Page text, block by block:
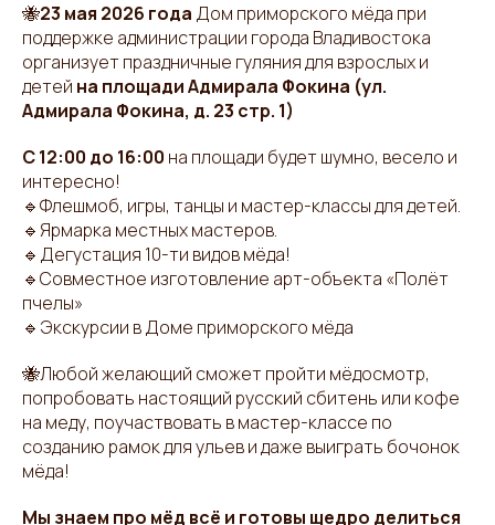
🐝23 мая 2026 года Дом приморского мёда при
поддержке администрации города Владивостока
организует праздничные гуляния для взрослых и
детей на площади Адмирала Фокина (ул.
Адмирала Фокина, д. 23 стр. 1)
С 12:00 до 16:00 на площади будет шумно, весело и
интересно!
🔹Флешмоб, игры, танцы и мастер-классы для детей.
🔹Ярмарка местных мастеров.
🔹Дегустация 10-ти видов мёда!
🔹Совместное изготовление арт-объекта «Полёт
пчелы»
🔹Экскурсии в Доме приморского мёда
🐝Любой желающий сможет пройти мёдосмотр,
попробовать настоящий русский сбитень или кофе
на меду, поучаствовать в мастер-классе по
созданию рамок для ульев и даже выиграть бочонок
мёда!
Мы знаем про мёд всё и готовы щедро делиться